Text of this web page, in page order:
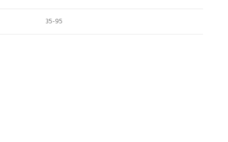
35-95